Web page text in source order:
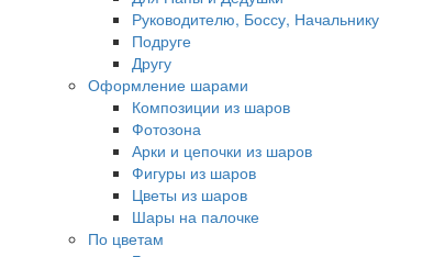
Руководителю, Боссу, Начальнику
Подруге
Другу
Оформление шарами
Композиции из шаров
Фотозона
Арки и цепочки из шаров
Фигуры из шаров
Цветы из шаров
Шары на палочке
По цветам